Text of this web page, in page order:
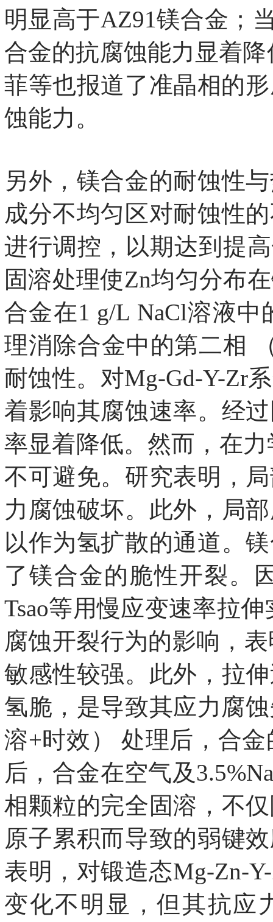
明显高于AZ91镁合金；
合金的抗腐蚀能力显着
菲等也报道了准晶相的
蚀能力。
另外，镁合金的耐蚀性
成分不均匀区对耐蚀性
进行调控，以期达到提
固溶处理使Zn均匀分布
合金在1 g/L NaCl溶液
理消除合金中的第二相
耐蚀性。对Mg-Gd-Y-Zr
着影响其腐蚀速率。经
率显着降低。然而，在
不可避免。研究表明，
力腐蚀破坏。此外，局
以作为氢扩散的通道。
了镁合金的脆性开裂。
Tsao等用慢应变速率拉
腐蚀开裂行为的影响，
敏感性较强。此外，拉
氢脆，是导致其应力腐
溶+时效） 处理后，合
后，合金在空气及
相颗粒的完全固溶，不
原子累积而导致的弱键
表明，对锻造态Mg-Zn-
变化不明显，但其抗应